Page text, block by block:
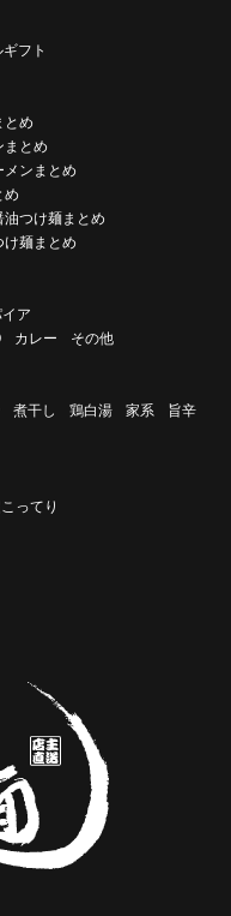
フト
とめ
まとめ
メンまとめ
め
油つけ麺まとめ
け麺まとめ
ア
カレー その他
煮干し 鶏白湯 家系
旨辛
ってり